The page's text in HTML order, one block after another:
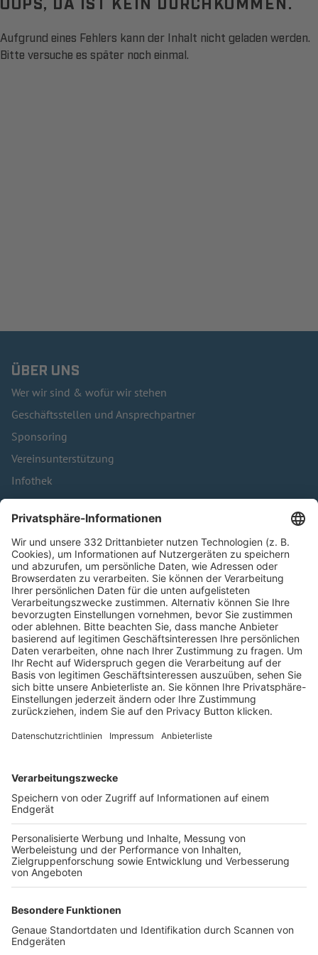
Aufgrund eines Fehlers kann der Inhalt nicht geladen werden.
Bitte versuche es später noch einmal.
ÜBER UNS
Wer wir sind & wofür wir stehen
Geschäftsstellen und Ansprechpartner
Sponsoring
Vereinsunterstützung
Infothek
Kontakt
HÄUFIG BESUCHTE SEITEN
Pässe und Vereinswechsel
Trainerausbildung
Schulungsangebot Vereinsmitarbeiter
BFV-Geschäftsstellen
Trainerbörse
Login SpielPlus
FOLGE DEM BFV
TOP-VEREINE
TOP-PARTNER